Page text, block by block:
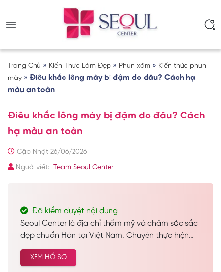
Trang Chủ » Kiến Thức Làm Đẹp » Phun xăm » Kiến thức phun
mày » Điêu khắc lông mày bị đậm do đâu? Cách hạ
màu an toàn
Điêu khắc lông mày bị đậm do đâu? Cách
hạ màu an toàn
Cập Nhật 26/06/2026
Người viết: Team Seoul Center
Đã kiểm duyệt nội dung
Seoul Center là địa chỉ thẩm mỹ và chăm sóc sắc
đẹp chuẩn Hàn tại Việt Nam. Chuyên thực hiện
các dịch vụ spa làm đẹp, chăm sóc da công nghệ
cao… Được nhiều khách hàng tin tưởng và lựa
XEM HỒ SƠ